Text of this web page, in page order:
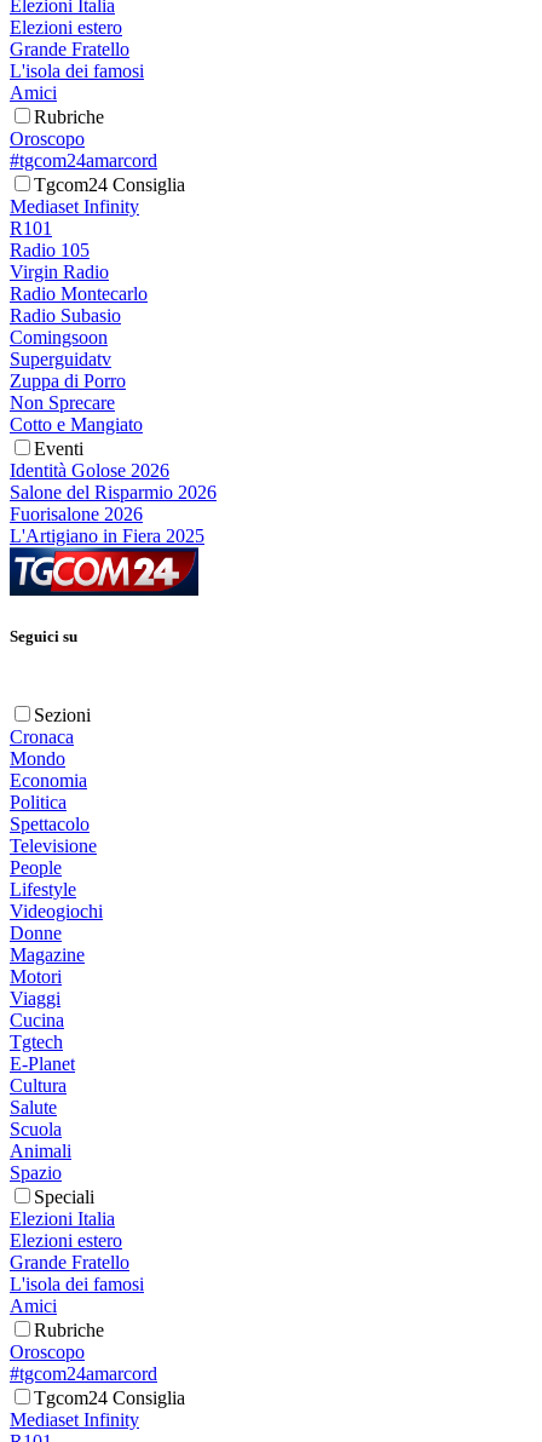
Elezioni Italia
Elezioni estero
Grande Fratello
L'isola dei famosi
Amici
Rubriche
Oroscopo
#tgcom24amarcord
Tgcom24 Consiglia
Mediaset Infinity
R101
Radio 105
Virgin Radio
Radio Montecarlo
Radio Subasio
Comingsoon
Superguidatv
Zuppa di Porro
Non Sprecare
Cotto e Mangiato
Eventi
Identità Golose 2026
Salone del Risparmio 2026
Fuorisalone 2026
L'Artigiano in Fiera 2025
Seguici su
Sezioni
Cronaca
Mondo
Economia
Politica
Spettacolo
Televisione
People
Lifestyle
Videogiochi
Donne
Magazine
Motori
Viaggi
Cucina
Tgtech
E-Planet
Cultura
Salute
Scuola
Animali
Spazio
Speciali
Elezioni Italia
Elezioni estero
Grande Fratello
L'isola dei famosi
Amici
Rubriche
Oroscopo
#tgcom24amarcord
Tgcom24 Consiglia
Mediaset Infinity